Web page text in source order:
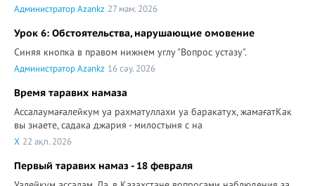
Администратор Azankz 27 мам. 2026
Урок 6: Обстоятельства, нарушающие омовение
Синяя кнопка в правом нижнем углу "Вопрос устазу".
Администратор Azankz 16 сәу. 2026
Время таравих намаза
Ассалаумағалейкум уа рахматуллахи уа баракатух, жамағатКак
вы знаете, садака джария - милостыня с на
X 22 ақп. 2026
Первый таравих намаз - 18 февраля